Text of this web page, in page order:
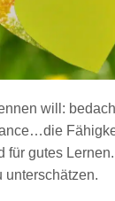
will:
für gutes
unterschätzen.